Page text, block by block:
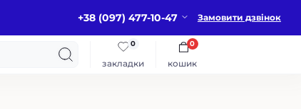
+38 (097) 477-10-47 Замовити дзвінок
закладки
0
кошик
0